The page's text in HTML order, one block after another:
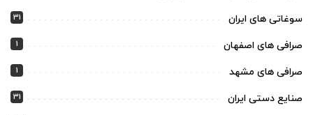
سوغاتی های ایران 31
صرافی های اصفهان 1
صرافی های مشهد 1
صنایع دستی ایران 31